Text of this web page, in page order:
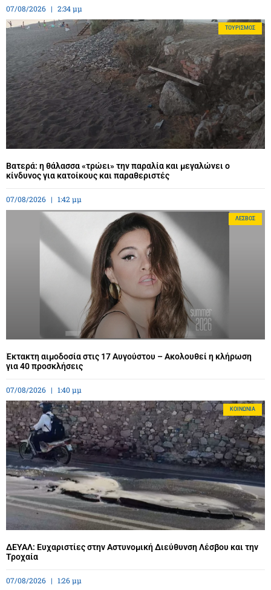
07/08/2026 2:34 μμ
ΤΟΥΡΙΣΜΌΣ
Βατερά: η θάλασσα «τρώει» την παραλία και μεγαλώνει ο
κίνδυνος για κατοίκους και παραθεριστές
07/08/2026 1:42 μμ
ΛΈΣΒΟΣ
Έκτακτη αιμοδοσία στις 17 Αυγούστου – Ακολουθεί η κλήρωση
για 40 προσκλήσεις
07/08/2026 1:40 μμ
ΚΟΙΝΩΝΊΑ
ΔΕΥΑΛ: Ευχαριστίες στην Αστυνομική Διεύθυνση Λέσβου και την
Τροχαία
07/08/2026 1:26 μμ